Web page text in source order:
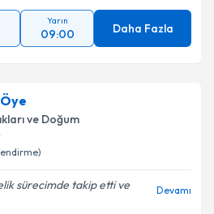
Yarın
09:00 Daha Fazla
ve Doğum
sürecimde takip etti ve
Devamı